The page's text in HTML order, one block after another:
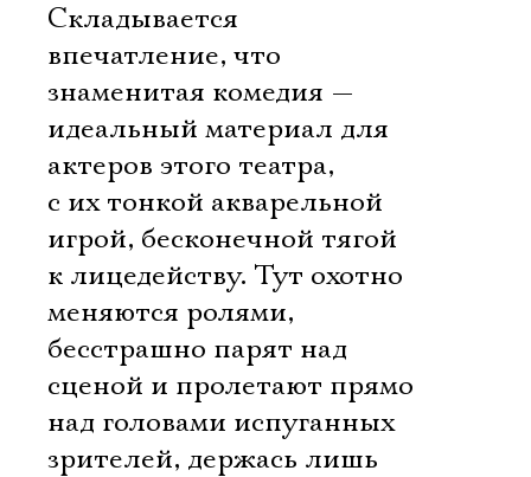
Складывается
впечатление, что
знаменитая комедия —
идеальный материал для
актеров этого театра,
с их тонкой акварельной
игрой, бесконечной тягой
к лицедейству. Тут охотно
меняются ролями,
бесстрашно парят над
сценой и пролетают прямо
над головами испуганных
зрителей, держась лишь